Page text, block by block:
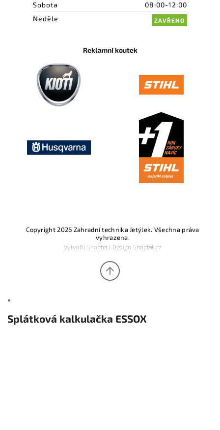
Sobota
08:00-12:00
Neděle
ZAVŘENO
Reklamní koutek
Copyright 2026 Zahradní technika Jetýlek. Všechna práva
vyhrazena.
Vytvořil Shoptet| Design Shoptak.cz
×
Splátková kalkulačka ESSOX